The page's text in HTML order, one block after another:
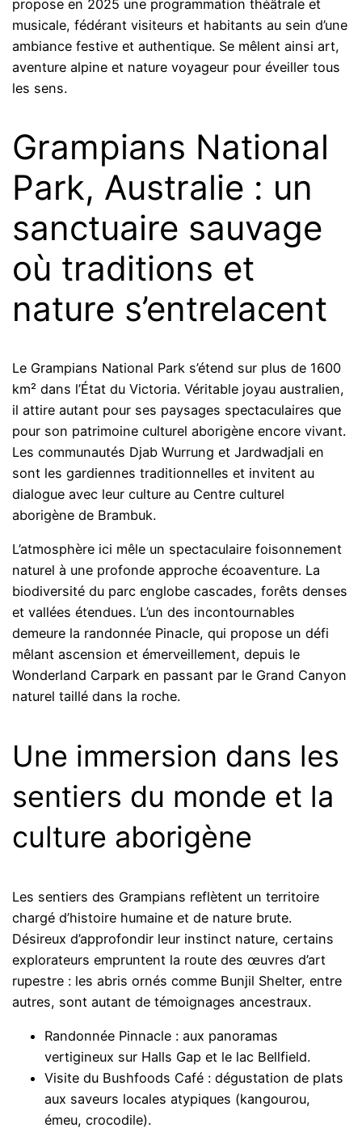
propose en 2025 une programmation théâtrale et
musicale, fédérant visiteurs et habitants au sein d’une
ambiance festive et authentique. Se mêlent ainsi art,
aventure alpine et nature voyageur pour éveiller tous
les sens.
Grampians National
Park, Australie : un
sanctuaire sauvage
où traditions et
nature s’entrelacent
Le Grampians National Park s’étend sur plus de 1600
km² dans l’État du Victoria. Véritable joyau australien,
il attire autant pour ses paysages spectaculaires que
pour son patrimoine culturel aborigène encore vivant.
Les communautés Djab Wurrung et Jardwadjali en
sont les gardiennes traditionnelles et invitent au
dialogue avec leur culture au Centre culturel
aborigène de Brambuk.
L’atmosphère ici mêle un spectaculaire foisonnement
naturel à une profonde approche écoaventure. La
biodiversité du parc englobe cascades, forêts denses
et vallées étendues. L’un des incontournables
demeure la randonnée Pinacle, qui propose un défi
mêlant ascension et émerveillement, depuis le
Wonderland Carpark en passant par le Grand Canyon
naturel taillé dans la roche.
Une immersion dans les
sentiers du monde et la
culture aborigène
Les sentiers des Grampians reflètent un territoire
chargé d’histoire humaine et de nature brute.
Désireux d’approfondir leur instinct nature, certains
explorateurs empruntent la route des œuvres d’art
rupestre : les abris ornés comme Bunjil Shelter, entre
autres, sont autant de témoignages ancestraux.
Randonnée Pinnacle : aux panoramas
vertigineux sur Halls Gap et le lac Bellfield.
Visite du Bushfoods Café : dégustation de plats
aux saveurs locales atypiques (kangourou,
émeu, crocodile).